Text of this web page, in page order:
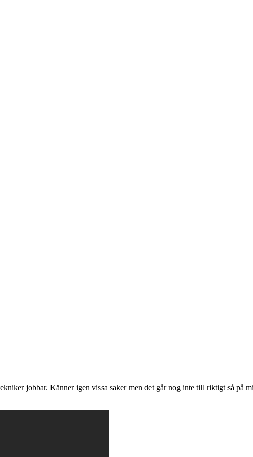
jobbar. Känner igen vissa saker men det går nog inte till riktigt så på